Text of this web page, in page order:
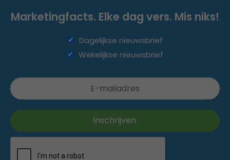
Marketingfacts. Elke dag vers. Mis niks!
Dagelijkse nieuwsbrief
Wekelijkse nieuwsbrief